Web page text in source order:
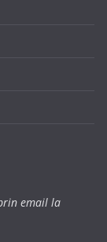
email la